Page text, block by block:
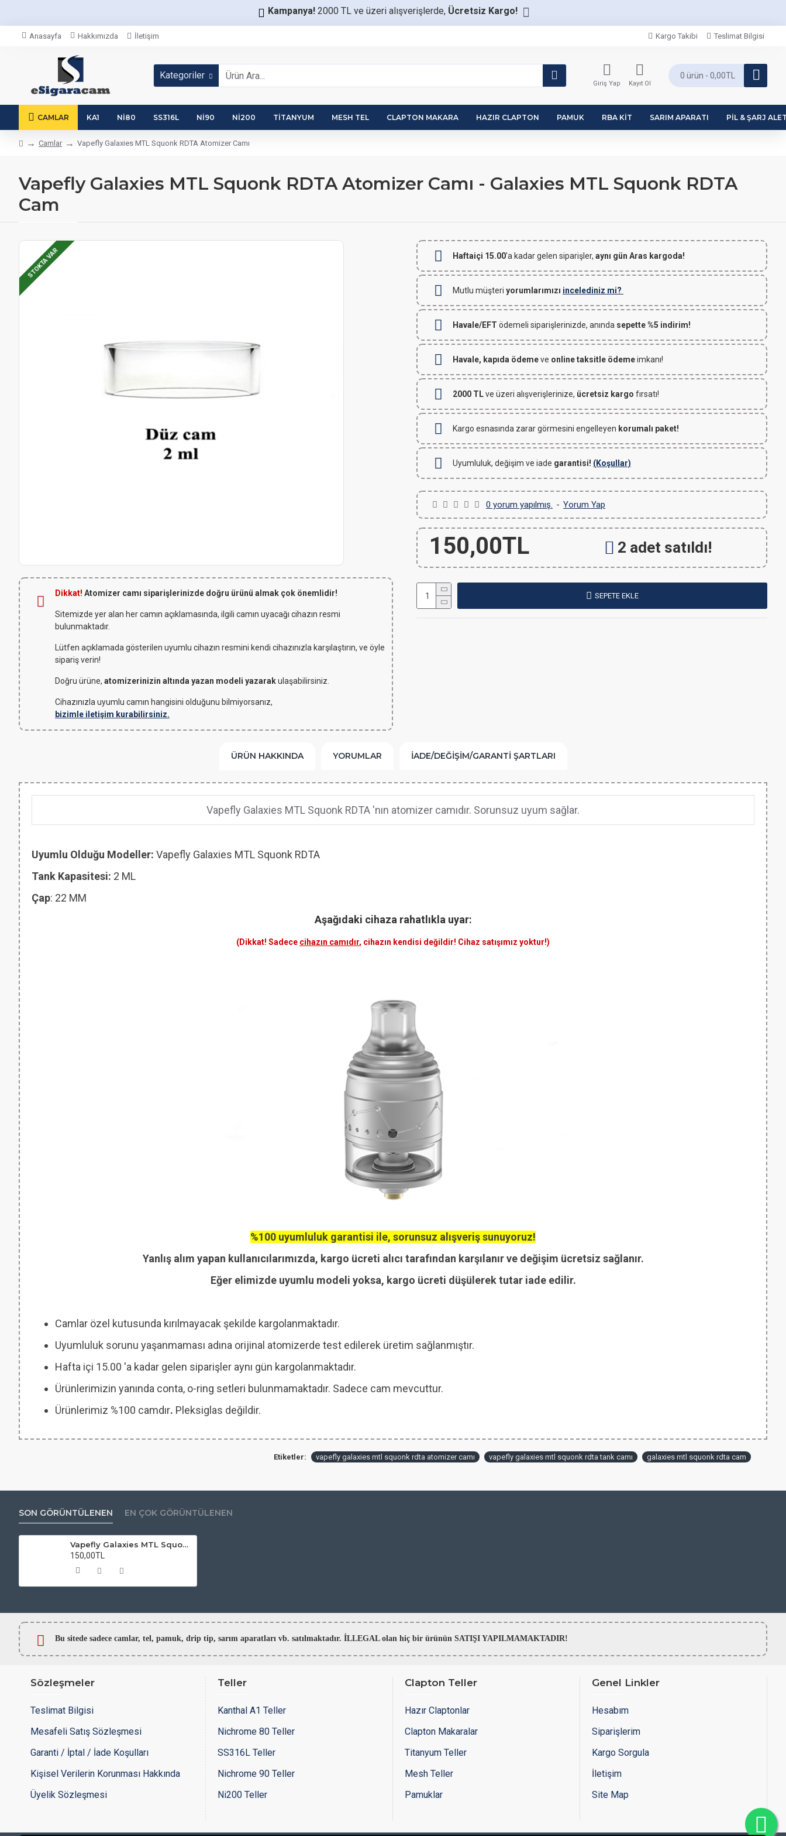
Kampanya! 2000 TL ve üzeri alışverişlerde, Ücretsiz Kargo!
Anasayfa Hakkımızda İletişim Kargo Takibi Teslimat Bilgisi
Kategoriler
Giriş Yap Kayıt Ol
0 ürün - 0,00TL
CAMLAR KA1 NI80 SS316L NI90 NI200 TITANYUM MESH TEL CLAPTON MAKARA HAZIR CLAPTON PAMUK RBA KIT SARIM APARATI PIL & ŞARJ
Camlar Vapefly Galaxies MTL Squonk RDTA Atomizer Camı
Vapefly Galaxies MTL Squonk RDTA Atomizer Camı - Galaxies MTL Squonk RDTA
Cam
STOKTA VAR
Dikkat! Atomizer camı siparişlerinizde doğru ürünü almak çok önemlidir!
Sitemizde yer alan her camın açıklamasında, ilgili camın uyacağı cihazın resmi
bulunmaktadır.
Lütfen açıklamada gösterilen uyumlu cihazın resmini kendi cihazınızla karşılaştırın, ve öyle
sipariş verin!
Doğru ürüne, atomizerinizin altında yazan modeli yazarakulaşabilirsiniz.
Cihazınızla uyumlu camın hangisini olduğunu bilmiyorsanız,
bizimle iletişim kurabilirsiniz.
Haftaiçi 15.00'a kadar gelen siparişler, aynı gün Aras kargoda!
Mutlu müşteri yorumlarımızı incelediniz mi?
Havale/EFT ödemeli siparişlerinizde, anında sepette %5 indirim!
Havale, kapıda ödemeve online taksitle ödemeimkanı!
2000 TLve üzeri alışverişlerinize, ücretsiz kargo fırsatı!
Kargo esnasında zarar görmesini engelleyen korumalı paket!
Uyumluluk, değişim ve iade garantisi! (Koşullar)
0 yorum yapılmış. - Yorum Yap
150,00TL 2 adet satıldı!
SEPETE EKLE
ÜRÜN HAKKINDA YORUMLAR İADE/DEĞIŞIM/GARANTI ŞARTLARI
Vapefly Galaxies MTL Squonk RDTA 'nın atomizer camıdır. Sorunsuz uyum sağlar.
Uyumlu Olduğu Modeller: Vapefly Galaxies MTL Squonk RDTA
Tank Kapasitesi: 2 ML
Çap: 22 MM
Aşağıdaki cihaza rahatlıkla uyar:
(Dikkat! Sadece cihazın camıdır, cihazın kendisi değildir! Cihaz satışımız yoktur!)
%100 uyumluluk garantisi ile, sorunsuz alışveriş sunuyoruz!
Yanlış alım yapan kullanıcılarımızda, kargo ücreti alıcı tarafından karşılanır ve değişim ücretsiz sağlanır.
Eğer elimizde uyumlu modeli yoksa, kargo ücreti düşülerek tutar iade edilir.
Camlar özel kutusunda kırılmayacak şekilde kargolanmaktadır.
Uyumluluk sorunu yaşanmaması adına orijinal atomizerde test edilerek üretim sağlanmıştır.
Hafta içi 15.00 'a kadar gelen siparişler aynı gün kargolanmaktadır.
Ürünlerimizin yanında conta, o-ring setleri bulunmamaktadır. Sadece cam mevcuttur.
Ürünlerimiz %100 camdır. Pleksiglas değildir.
Etiketler: vapefly galaxies mtl squonk rdta atomizer camı vapefly galaxies mtl squonk rdta tank camı galaxies mtl squonk rdta cam
SON GÖRÜNTÜLENEN EN ÇOK GÖRÜNTÜLENEN
Vapefly Galaxies MTL Squonk RDTA Atomizer Camı
150,00TL
Bu sitede sadece camlar, tel, pamuk, drip tip, sarım aparatları vb. satılmaktadır. İLLEGAL olan hiç bir ürünün SATIŞI YAPILMAMAKTADIR!
Sözleşmeler
Teslimat Bilgisi
Mesafeli Satış Sözleşmesi
Garanti / İptal / İade Koşulları
Kişisel Verilerin Korunması Hakkında
Üyelik Sözleşmesi
Teller
Kanthal A1 Teller
Nichrome 80 Teller
SS316L Teller
Nichrome 90 Teller
Ni200 Teller
Clapton Teller
Hazır Claptonlar
Clapton Makaralar
Titanyum Teller
Mesh Teller
Pamuklar
Genel Linkler
Hesabım
Siparişlerim
Kargo Sorgula
İletişim
Site Map